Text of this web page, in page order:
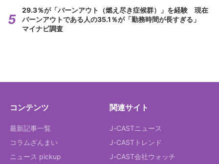
29.3％が「バーンアウト（燃え尽き症候群）」を経験 現在
バーンアウトである人の35.1％が「勤務時間が長すぎる」
マイナビ調査
コンテンツ
最新記事一覧
コラムざんまい
ニュース pickup
関連サイト
J-CASTニュース
J-CASTトレンド
J-CAST会社ウォッチ